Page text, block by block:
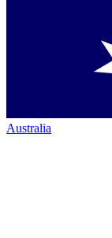
Australia